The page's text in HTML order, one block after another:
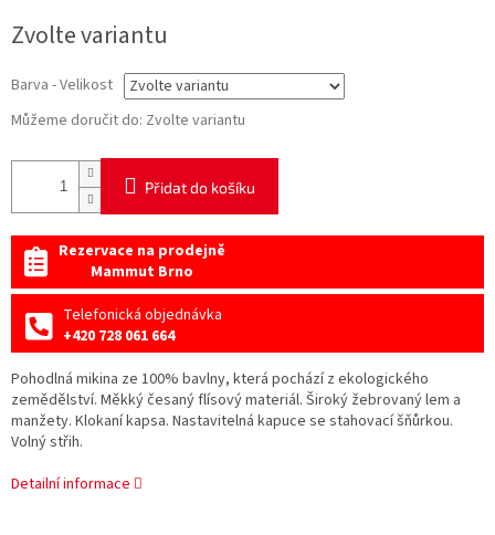
cena:
Zvolte variantu
Barva - Velikost
Můžeme doručit do: Zvolte variantu
Přidat do košíku
Rezervace na prodejně
Mammut Brno
Telefonická objednávka
+420 728 061 664
Pohodlná mikina ze 100% bavlny, která pochází z ekologického
zemědělství. Měkký česaný flísový materiál. Široký žebrovaný lem a
manžety. Klokaní kapsa. Nastavitelná kapuce se stahovací šňůrkou.
Volný střih.
Detailní informace